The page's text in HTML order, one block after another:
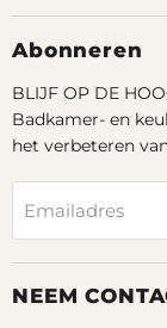
Abonneren
BLIJF OP DE
Badkamer- en
het verbeteren
Emailadres
NEEM